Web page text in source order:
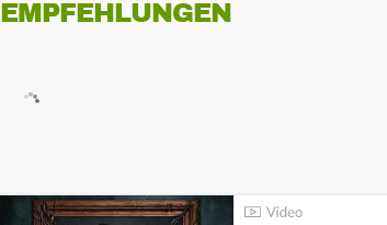
EMPFEHLUNGEN